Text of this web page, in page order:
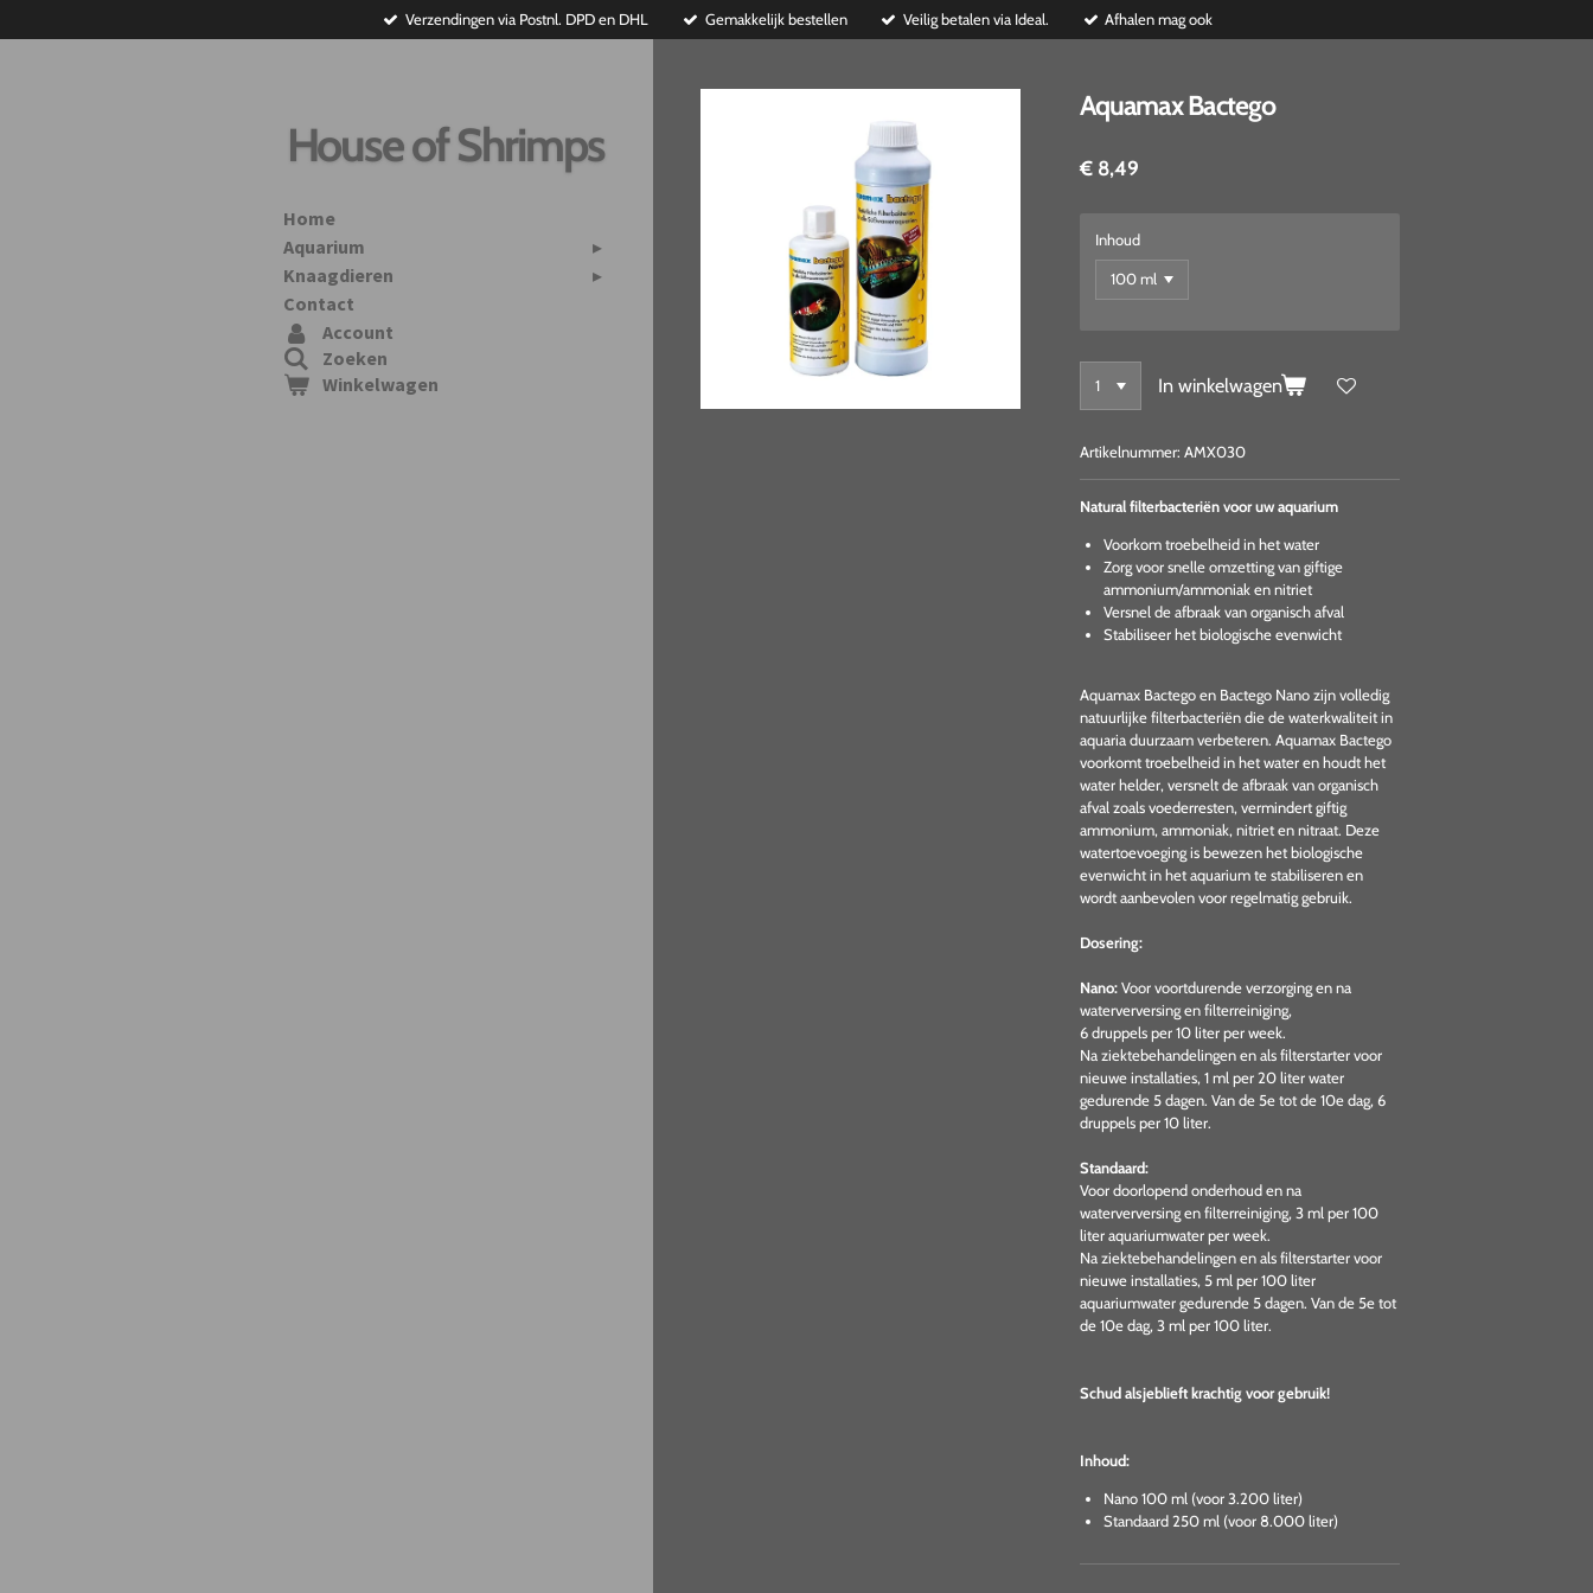
direct
Verzendingen via Postnl. DPD en DHL Gemakkelijk bestellen Veilig betalen via Ideal. Afhalen mag ook
Aquamax Bactego
€ 8,49
Inhoud
In winkelwagen
Artikelnummer: AMX030
Natural filterbacteriën voor uw aquarium
Voorkom troebelheid in het water
Zorg voor snelle omzetting van giftige
ammonium/ammoniak en nitriet
Versnel de afbraak van organisch afval
Stabiliseer het biologische evenwicht
Aquamax Bactego en Bactego Nano zijn volledig
natuurlijke filterbacteriën die de waterkwaliteit in
aquaria duurzaam verbeteren. Aquamax Bactego
voorkomt troebelheid in het water en houdt het
water helder, versnelt de afbraak van organisch
afval zoals voederresten, vermindert giftig
ammonium, ammoniak, nitriet en nitraat. Deze
watertoevoeging is bewezen het biologische
evenwicht in het aquarium te stabiliseren en
wordt aanbevolen voor regelmatig gebruik.
Dosering:
Nano:Voor voortdurende verzorging en na
waterverversing en filterreiniging,
6 druppels per 10 liter per week.
Na ziektebehandelingen en als filterstarter voor
nieuwe installaties, 1 ml per 20 liter water
gedurende 5 dagen. Van de 5e tot de 10e dag, 6
druppels per 10 liter.
Standaard:
Voor doorlopend onderhoud en na
waterverversing en filterreiniging, 3 ml per 100
liter aquariumwater per week.
Na ziektebehandelingen en als filterstarter voor
nieuwe installaties, 5 ml per 100 liter
aquariumwater gedurende 5 dagen. Van de 5e tot
de 10e dag, 3 ml per 100 liter.
Schud alsjeblieft krachtig voor gebruik!
Inhoud:
Nano 100 ml (voor 3.200 liter)
Standaard 250 ml (voor 8.000 liter)
House of Shrimps
Home
Aquarium
Knaagdieren
Contact
Account
Zoeken
Winkelwagen